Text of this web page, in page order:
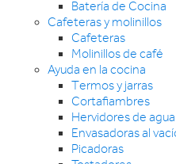
Batería de Cocina
Cafeteras y molinillos
Cafeteras
Molinillos de café
Ayuda en la cocina
Termos y jarras
Cortafiambres
Hervidores de
Envasadoras al
Picadoras